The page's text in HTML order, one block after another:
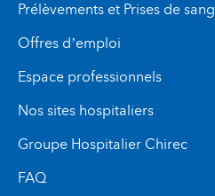
Prélèvements et Prises de sang
Offres d’emploi
Espace professionnels
Nos sites hospitaliers
Groupe Hospitalier Chirec
FAQ